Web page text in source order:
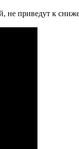
не приведут к